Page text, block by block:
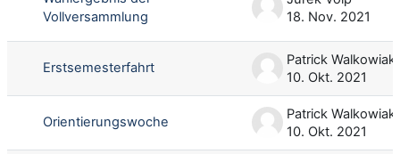
Vollversammlung
18. Nov. 2021
Erstsemesterfahrt
Patrick Walkowiak
10. Okt. 2021
Orientierungswoche
Patrick Walkowiak
10. Okt. 2021